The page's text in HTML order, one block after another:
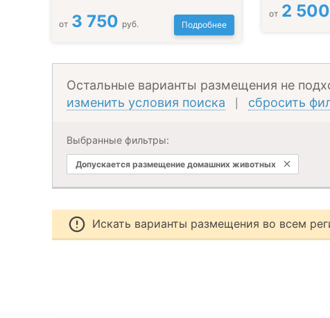
от 3 750 руб. Подробнее
от 2 500
Остальные варианты размещения не
изменить условия поиска
сбросить
Выбранные фильтры:
Допускается размещение домашних животных
Искать варианты размещения во всем